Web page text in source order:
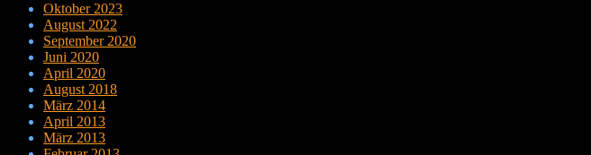
Oktober 2023
August 2022
September 2020
Juni 2020
April 2020
August 2018
März 2014
April 2013
März 2013